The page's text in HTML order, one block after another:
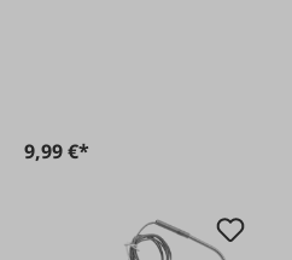
9,99 €*